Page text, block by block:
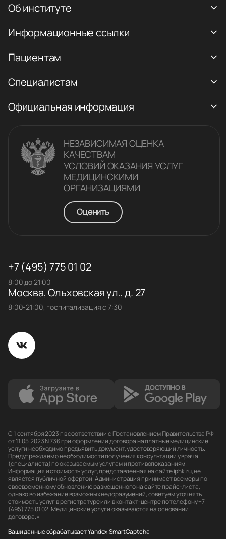
Об институте
Информационные ссылки
Пациентам
Специалистам
Официальная информация
НЕЗАВИСИМАЯ ОЦЕНКА
КАЧЕСТВАM
УСЛОВИЙ ОКАЗАНИЯ УСЛУГ
МЕДИЦИНСКИМИ
ОРГАНИЗАЦИЯМИ
Оценить
+7 (495) 775 01 02
8:00 до 21:00
Москва, Ольховская ул., д. 27
8:00-21:00, госпитализация с 7:30
С 1 сентября 2023 г в соответствии с Постановлением Правительства РФ
от 11.05.2023 N 736 при оформлении договора на платные медицинские
услуги необходимо предъявить документ, удостоверяющий личность.
Предупреждаем о необходимости получения консультации у врача
(специалиста) по оказываемым услугам и противопоказаниям.
Информация и стоимость услуг, представленная на сайте iphk.ru, не
является публичной офертой. Администрация принимает все меры по
своевременному обновлению размещенного на сайте прайс-листа,
однако во избежание возможных недоразумений, советуем уточнять
стоимость услуг в регистратуре или в контакт-центре по телефону +7
(495) 775 01 02. Медицинские услуги оказываются на основании
договора.»
Ваши данные обрабатывает Yandex.SmartCaptcha